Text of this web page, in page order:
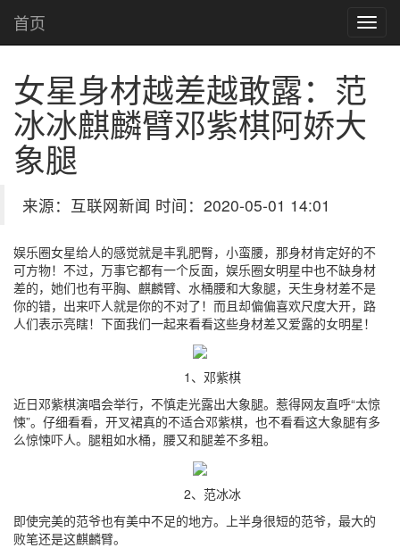
首页
女星身材越差越敢露：范
冰冰麒麟臂邓紫棋阿娇大
象腿
来源：互联网新闻 时间：2020-05-01 14:01
娱乐圈女星给人的感觉就是丰乳肥臀，小蛮腰，那身材肯定好的不
可方物！不过，万事它都有一个反面，娱乐圈女明星中也不缺身材
差的，她们也有平胸、麒麟臂、水桶腰和大象腿，天生身材差不是
你的错，出来吓人就是你的不对了！而且却偏偏喜欢尺度大开，路
人们表示亮瞎！下面我们一起来看看这些身材差又爱露的女明星！
1、邓紫棋
近日邓紫棋演唱会举行，不慎走光露出大象腿。惹得网友直呼“太惊
悚”。仔细看看，开叉裙真的不适合邓紫棋，也不看看这大象腿有多
么惊悚吓人。腿粗如水桶，腰又和腿差不多粗。
2、范冰冰
即使完美的范爷也有美中不足的地方。上半身很短的范爷，最大的
败笔还是这麒麟臂。